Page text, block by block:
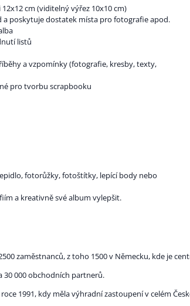
cm (viditelný výřez 10x10 cm)
a poskytuje dostatek místa pro fotografie apod.
listů
a vzpomínky (fotografie, kresby, texty,
pro tvorbu scrapbooku
fotorůžky, fotoštítky, lepící body nebo
a kreativně své album vylepšit.
zaměstnanců, z toho 1500 v Německu, kde je
30 000 obchodních partnerů.
1991, kdy měla výhradní zastoupení v celém